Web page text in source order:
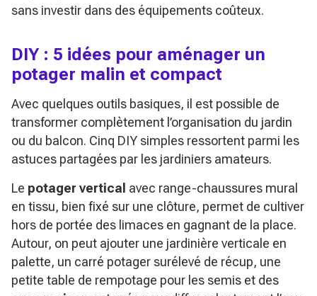
sans investir dans des équipements coûteux.
DIY : 5 idées pour aménager un
potager malin et compact
Avec quelques outils basiques, il est possible de
transformer complètement l’organisation du jardin
ou du balcon. Cinq DIY simples ressortent parmi les
astuces partagées par les jardiniers amateurs.
Le potager vertical avec range-chaussures mural
en tissu, bien fixé sur une clôture, permet de cultiver
hors de portée des limaces en gagnant de la place.
Autour, on peut ajouter une jardinière verticale en
palette, un carré potager surélevé de récup, une
petite table de rempotage pour les semis et des